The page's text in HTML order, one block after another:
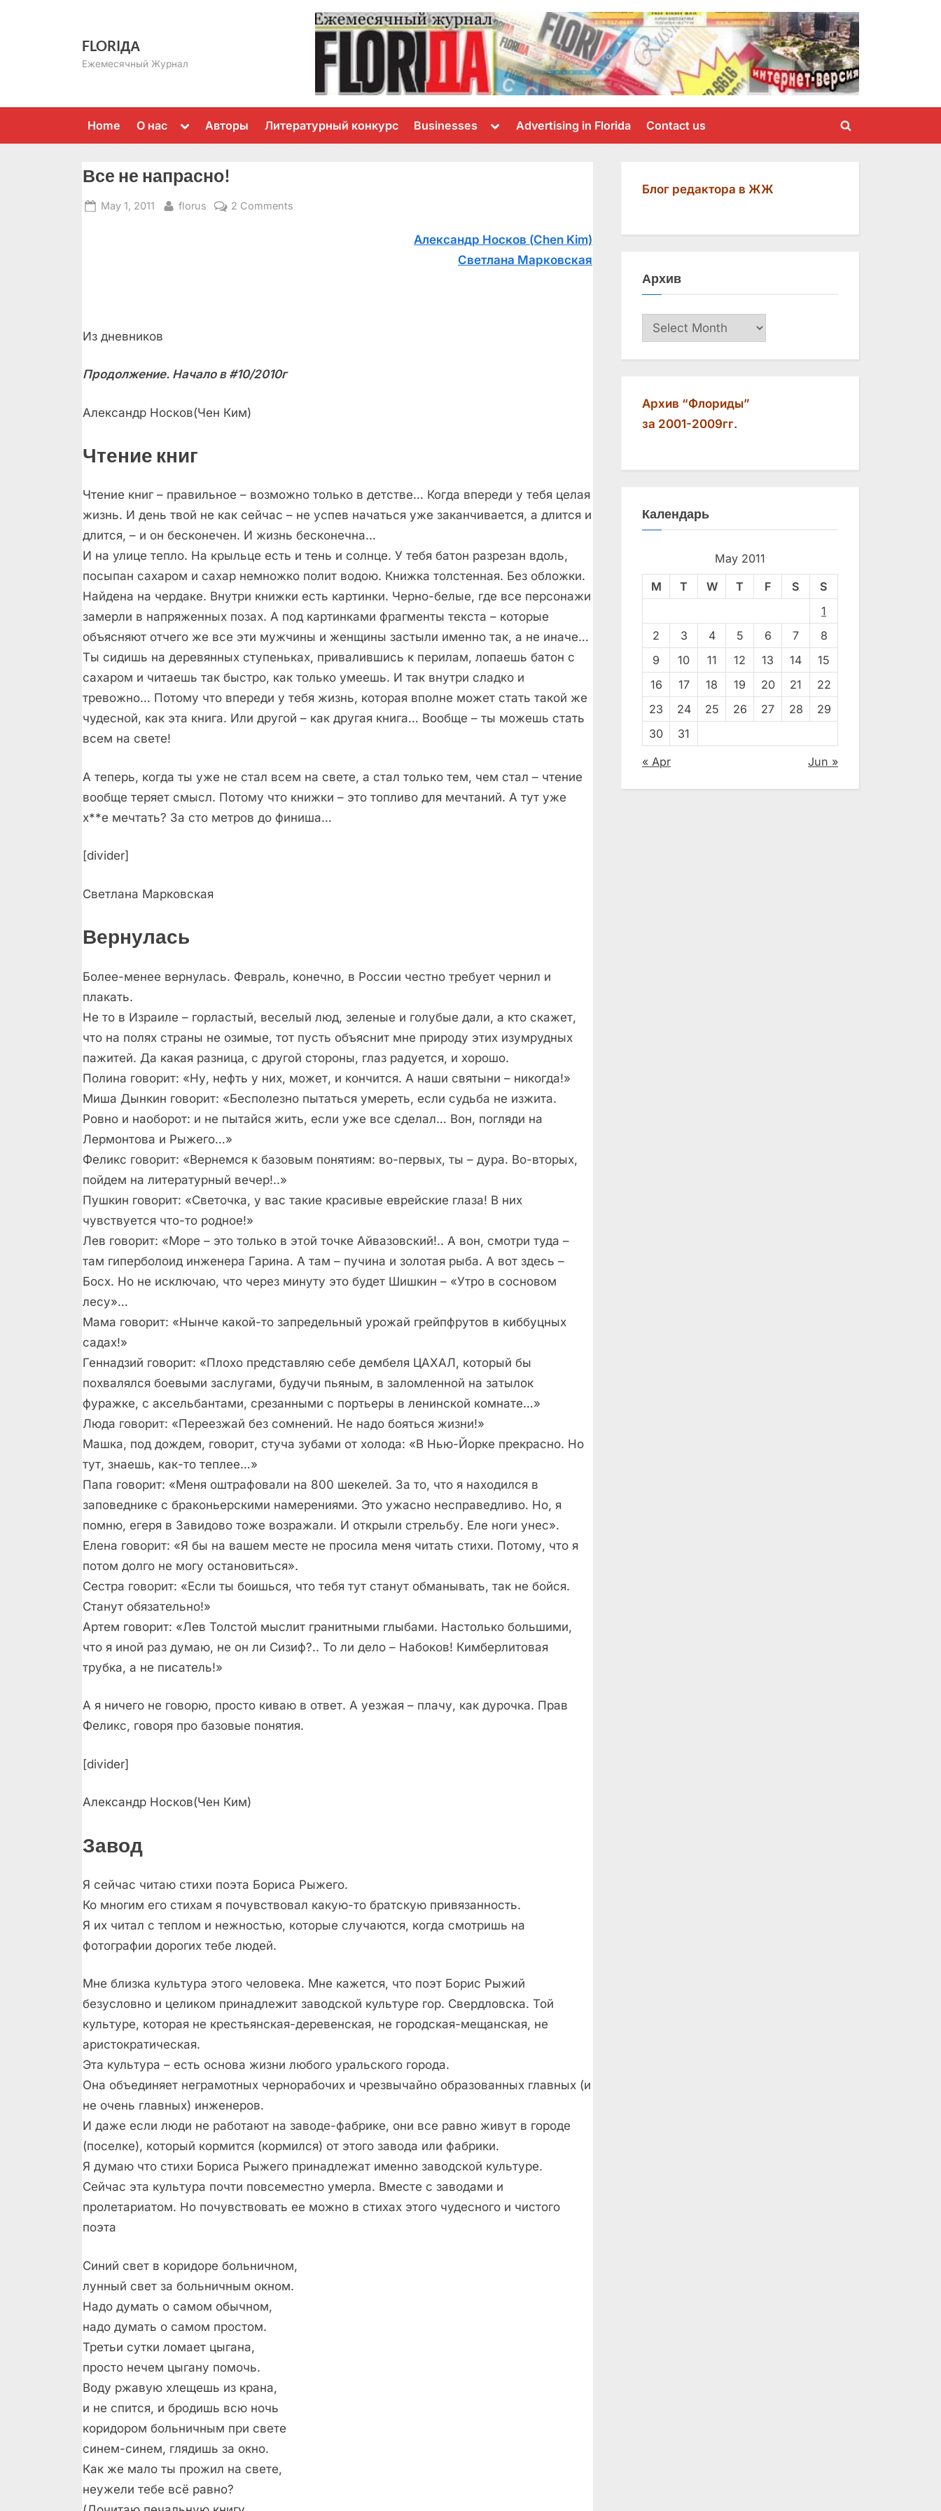
FLORIДА
Ежемесячный Журнал
Home О нас
Toggle
menu
Авторы Литературный конкурс Businesses
Toggle
menu
Advertising in Florida Contact us
Toggle
Все не напрасно!
Posted
May 1, 2011 By
florus 2 Comments
Александр Носков (Chen Kim)
Светлана Марковская
Из дневников
Продолжение. Начало в #10/2010г
Александр Носков(Чен Ким)
Чтение книг
Чтение книг – правильное – возможно только в детстве… Когда впереди у тебя целая
жизнь. И день твой не как сейчас – не успев начаться уже заканчивается, а длится и
длится, – и он бесконечен. И жизнь бесконечна…
И на улице тепло. На крыльце есть и тень и солнце. У тебя батон разрезан вдоль,
посыпан сахаром и сахар немножко полит водою. Книжка толстенная. Без обложки.
Найдена на чердаке. Внутри книжки есть картинки. Черно-белые, где все персонажи
замерли в напряженных позах. А под картинками фрагменты текста – которые
объясняют отчего же все эти мужчины и женщины застыли именно так, а не иначе…
Ты сидишь на деревянных ступеньках, привалившись к перилам, лопаешь батон с
сахаром и читаешь так быстро, как только умеешь. И так внутри сладко и
тревожно… Потому что впереди у тебя жизнь, которая вполне может стать такой же
чудесной, как эта книга. Или другой – как другая книга… Вообще – ты можешь стать
всем на свете!
А теперь, когда ты уже не стал всем на свете, а стал только тем, чем стал – чтение
вообще теряет смысл. Потому что книжки – это топливо для мечтаний. А тут уже
х**е мечтать? За сто метров до финиша…
[divider]
Светлана Марковская
Вернулась
Более-менее вернулась. Февраль, конечно, в России честно требует чернил и
плакать.
Не то в Израиле – горластый, веселый люд, зеленые и голубые дали, а кто скажет,
что на полях страны не озимые, тот пусть объяснит мне природу этих изумрудных
пажитей. Да какая разница, с другой стороны, глаз радуется, и хорошо.
Полина говорит: «Ну, нефть у них, может, и кончится. А наши святыни – никогда!»
Миша Дынкин говорит: «Бесполезно пытаться умереть, если судьба не изжита.
Ровно и наоборот: и не пытайся жить, если уже все сделал… Вон, погляди на
Лермонтова и Рыжего…»
Феликс говорит: «Вернемся к базовым понятиям: во-первых, ты – дура. Во-вторых,
пойдем на литературный вечер!..»
Пушкин говорит: «Светочка, у вас такие красивые еврейские глаза! В них
чувствуется что-то родное!»
Лев говорит: «Море – это только в этой точке Айвазовский!.. А вон, смотри туда –
там гиперболоид инженера Гарина. А там – пучина и золотая рыба. А вот здесь –
Босх. Но не исключаю, что через минуту это будет Шишкин – «Утро в сосновом
лесу»…
Мама говорит: «Нынче какой-то запредельный урожай грейпфрутов в киббуцных
садах!»
Геннадзий говорит: «Плохо представляю себе дембеля ЦАХАЛ, который бы
похвалялся боевыми заслугами, будучи пьяным, в заломленной на затылок
фуражке, с аксельбантами, срезанными с портьеры в ленинской комнате…»
Люда говорит: «Переезжай без сомнений. Не надо бояться жизни!»
Машка, под дождем, говорит, стуча зубами от холода: «В Нью-Йорке прекрасно. Но
тут, знаешь, как-то теплее…»
Папа говорит: «Меня оштрафовали на 800 шекелей. За то, что я находился в
заповеднике с браконьерскими намерениями. Это ужасно несправедливо. Но, я
помню, егеря в Завидово тоже возражали. И открыли стрельбу. Еле ноги унес».
Елена говорит: «Я бы на вашем месте не просила меня читать стихи. Потому, что я
потом долго не могу остановиться».
Сестра говорит: «Если ты боишься, что тебя тут станут обманывать, так не бойся.
Станут обязательно!»
Артем говорит: «Лев Толстой мыслит гранитными глыбами. Настолько большими,
что я иной раз думаю, не он ли Сизиф?.. То ли дело – Набоков! Кимберлитовая
трубка, а не писатель!»
А я ничего не говорю, просто киваю в ответ. А уезжая – плачу, как дурочка. Прав
Феликс, говоря про базовые понятия.
[divider]
Александр Носков(Чен Ким)
Завод
Я сейчас читаю стихи поэта Бориса Рыжего.
Ко многим его стихам я почувствовал какую-то братскую привязанность.
Я их читал с теплом и нежностью, которые случаются, когда смотришь на
фотографии дорогих тебе людей.
Мне близка культура этого человека. Мне кажется, что поэт Борис Рыжий
безусловно и целиком принадлежит заводской культуре гор. Свердловска. Той
культуре, которая не крестьянская-деревенская, не городская-мещанская, не
аристократическая.
Эта культура – есть основа жизни любого уральского города.
Она объединяет неграмотных чернорабочих и чрезвычайно образованных главных (и
не очень главных) инженеров.
И даже если люди не работают на заводе-фабрике, они все равно живут в городе
(поселке), который кормится (кормился) от этого завода или фабрики.
Я думаю что стихи Бориса Рыжего принадлежат именно заводской культуре.
Сейчас эта культура почти повсеместно умерла. Вместе с заводами и
пролетариатом. Но почувствовать ее можно в стихах этого чудесного и чистого
поэта
Синий свет в коридоре больничном,
лунный свет за больничным окном.
Надо думать о самом обычном,
надо думать о самом простом.
Третьи сутки ломает цыгана,
просто нечем цыгану помочь.
Воду ржавую хлещешь из крана,
и не спится, и бродишь всю ночь
коридором больничным при свете
синем-синем, глядишь за окно.
Как же мало ты прожил на свете,
неужели тебе всё равно?
Блог редактора в ЖЖ
Архив
Архив
Архив “Флориды”
за 2001-2009гг.
Календарь
May 2011
M T W T F S
S
1
2
3 4 5 6 7
8
9
10 11 12 13 14
15
16
17 18 19 20 21
22
23
24 25 26 27 28
29
30
31
« Apr Jun »